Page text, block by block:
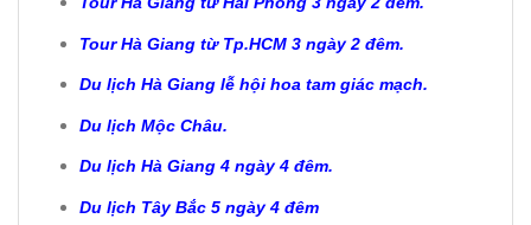
Tour Hà Giang từ Tp.HCM 3 ngày 2 đêm.
Du lịch Hà Giang lễ hội hoa tam giác mạch.
Du lịch Mộc Châu.
Du lịch Hà Giang 4 ngày 4 đêm.
Du lịch Tây Bắc 5 ngày 4 đêm